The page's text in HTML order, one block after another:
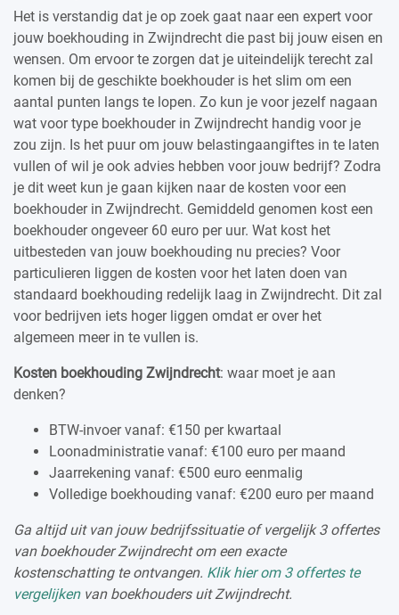
Het is verstandig dat je op zoek gaat naar een expert voor
jouw boekhouding in Zwijndrecht die past bij jouw eisen en
wensen. Om ervoor te zorgen dat je uiteindelijk terecht zal
komen bij de geschikte boekhouder is het slim om een
aantal punten langs te lopen. Zo kun je voor jezelf nagaan
wat voor type boekhouder in Zwijndrecht handig voor je
zou zijn. Is het puur om jouw belastingaangiftes in te laten
vullen of wil je ook advies hebben voor jouw bedrijf? Zodra
je dit weet kun je gaan kijken naar de kosten voor een
boekhouder in Zwijndrecht. Gemiddeld genomen kost een
boekhouder ongeveer 60 euro per uur. Wat kost het
uitbesteden van jouw boekhouding nu precies? Voor
particulieren liggen de kosten voor het laten doen van
standaard boekhouding redelijk laag in Zwijndrecht. Dit zal
voor bedrijven iets hoger liggen omdat er over het
algemeen meer in te vullen is.
Kosten boekhouding Zwijndrecht: waar moet je aan
denken?
BTW-invoer vanaf: €150 per kwartaal
Loonadministratie vanaf: €100 euro per maand
Jaarrekening vanaf: €500 euro eenmalig
Volledige boekhouding vanaf: €200 euro per maand
Ga altijd uit van jouw bedrijfssituatie of vergelijk 3 offertes
van boekhouder Zwijndrecht om een exacte
kostenschatting te ontvangen. Klik hier om 3 offertes te
vergelijkenvan boekhouders uit Zwijndrecht.